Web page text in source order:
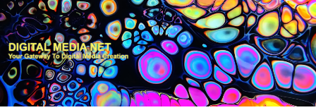
Skip
to
content
DIGITAL MEDIA
YOUR GATEWAY TO DIGITAL MEDIA CREATION